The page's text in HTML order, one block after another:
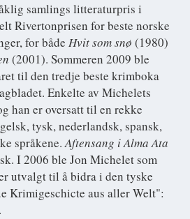
samlings litteraturpris i
Rivertonprisen for beste norske
for både Hvit som snø (1980)
(2001). Sommeren 2009 ble
til den tredje beste krimboka
Enkelte av Michelets
han er oversatt til en rekke
tysk, nederlandsk, spansk,
språkene.Aftensang i Alma Ata
I 2006 ble Jon Michelet som
utvalgt til å bidra i den tyske
Krimigeschicte aus aller Welt":